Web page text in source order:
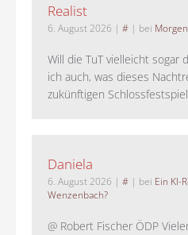
Realist
6. August 2026 | # | bei
Will die TuT vielleicht sogar
ich auch, was dieses
zukünftigen
Daniela
6. August 2026 | # | bei Ein KI-
Wenzenbach?
@ Robert Fischer ÖDP